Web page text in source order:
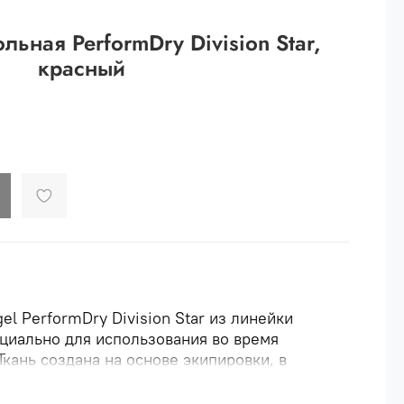
PerformDry Division Star,
красный
PerformDry Division Star из линейки
для использования во время
создана на основе экипировки, в
Основной материал имеет